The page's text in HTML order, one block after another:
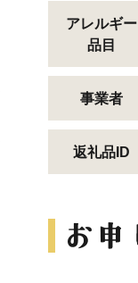
アレルギー
品目
事業者
返礼品ID